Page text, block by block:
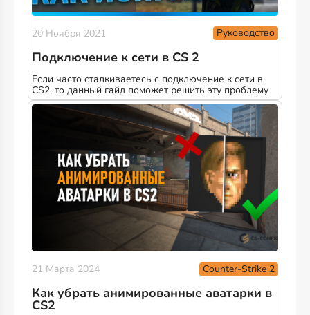
20 Ноября 2021 Руководство
Подключение к сети в CS 2
Если часто сталкиваетесь с подключение к сети в
CS2, то данный гайд поможет решить эту проблему
21 Марта 2024 Counter-Strike 2
Как убрать анимированные аватарки в
CS2